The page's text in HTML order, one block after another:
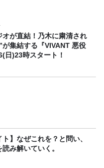
オが直結！乃木に粛清され
が集結する『VIVANT 悪役
日)23時スタート！
ト】なぜこれを？と問い、
み解いていく。